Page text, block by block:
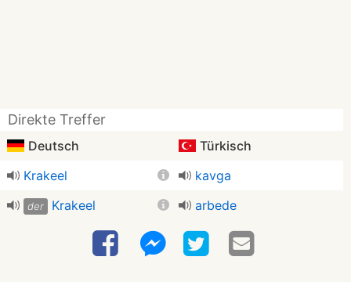
Direkte Treffer
Deutsch
Türkisch
Krakeel
kavga
der Krakeel arbede